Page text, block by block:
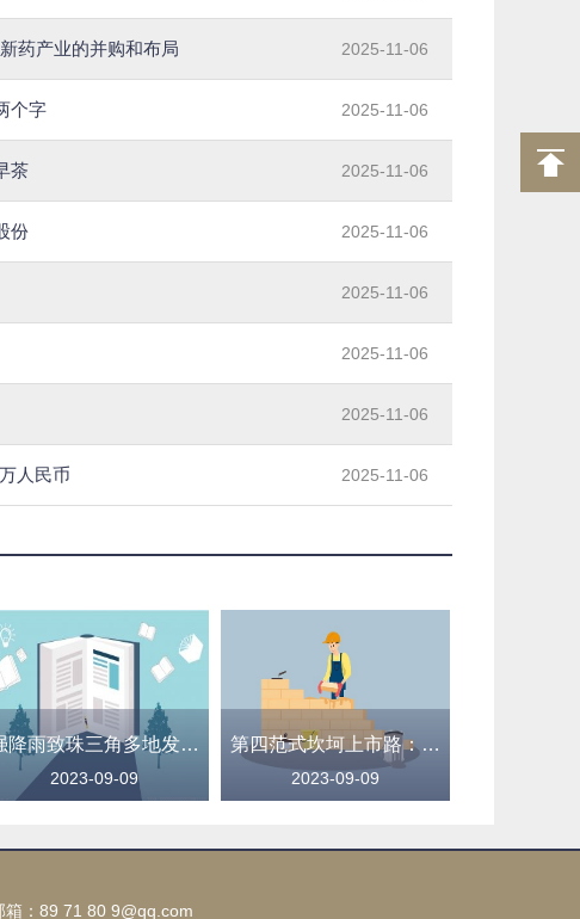
药产业的并购和布局 2025-11-06
个字 2025-11-06
茶 2025-11-06
份 2025-11-06
2025-11-06
2025-11-06
2025-11-06
人民币 2025-11-06
强降雨致珠三角多地发生内涝 广东全省提前转移8万余人
2023-09-09
第四范式坎坷上市路：三年四次递表终见曙光，AI路线双管齐下难料资本热度
2023-09-09
：89 71 80 9@qq.com